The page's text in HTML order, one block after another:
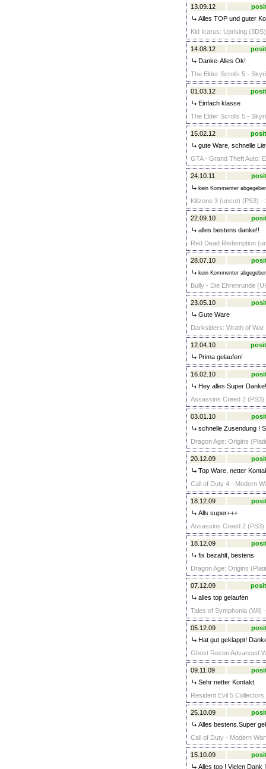
13.09.12
Alles TOP und guter
Kid Icarus: Uprising
14.08.12
Danke-Alles Ok!
The Elder Scrolls 5 -
01.03.12
Einfach klasse
The Elder Scrolls 5 -
15.02.12
gute Ware, schnelle
GTA - Grand Theft Auto:
24.10.11
kein Kommenter
Killzone 3 (uncut) (PS3) -
22.09.10
alles bestens danke!!
Red Dead Redemption
28.07.10
kein Kommenter
Bully - Die Ehrenrunde
23.05.10
Gute Ware
Darksiders: Wrath of
12.04.10
Prima gelaufen!
16.02.10
Hey alles Super
Assassins Creed 2 (PS3)
03.01.10
schnelle Zusendung !
Dragon Age: Origins
20.12.09
Top Ware, netter
Call of Duty 4 - Modern
18.12.09
Alls super+++
Assassins Creed 2 (PS3)
18.12.09
fix bezahlt, bestens
Dragon Age: Origins
07.12.09
alles top gelaufen
Tales of Symphonia (Wii)
05.12.09
Hat gut geklappt!
Ghost Recon Advanced
09.11.09
Sehr netter Kontakt.
Resident Evil 5
25.10.09
Alles bestens.Super
Call of Duty - Modern
15.10.09
Alles top ! Vielen Dank !